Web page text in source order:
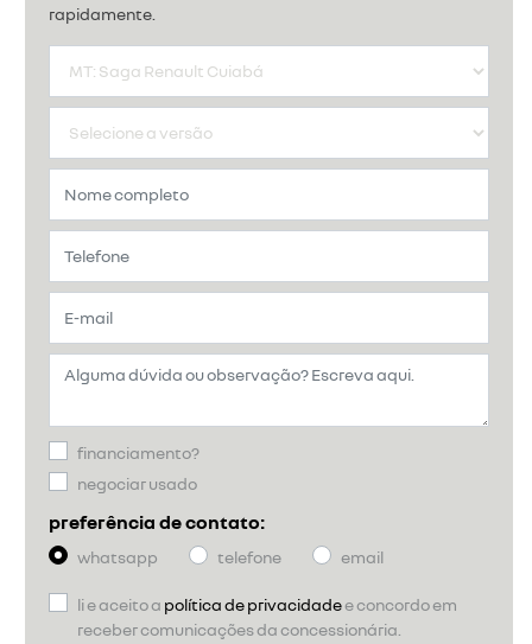
rapidamente.
financiamento?
negociar usado
preferência de contato:
whatsapp telefone email
li e aceito a política de privacidadee concordo em
receber comunicações da concessionária.